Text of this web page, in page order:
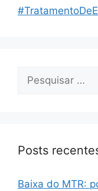
Posts
Baixa do MTR: